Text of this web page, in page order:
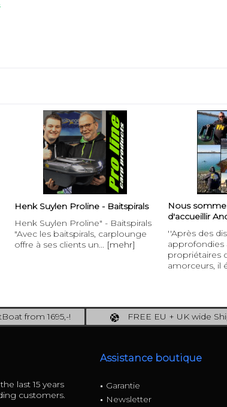
Henk Suylen Proline - Baitspirals
Henk Suylen Proline" - Baitspirals
"Avec les baitspirals, carplounge
offre à ses clients un... [mehr]
Nous
d'accueillir
''Après des
approfondies
propriétaires
amorceurs, il
from 1695,-!
FREE EU + UK wide
last 15 years
customers.
Assistance boutique
Garantie
Newsletter